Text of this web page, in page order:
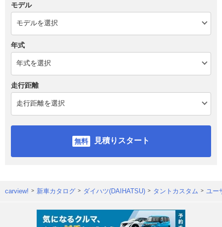
モデル
年式
走行距離
見積りスタート
carview! 新車カタログ ダイハツ(DAIHATSU) タントカスタム ユー